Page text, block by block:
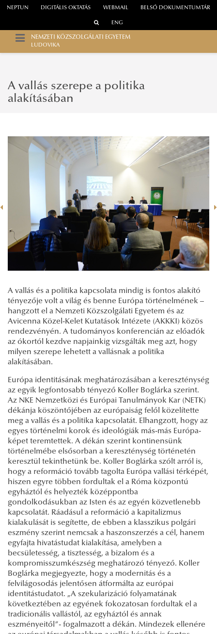
WEBMAIL
NEPTUN DIGITÁLIS OKTATÁS BELSŐ DOKUMENTUMTÁR
ENG
NEMZETI KÖZSZOLGÁLATI EGYETEM
LUDOVIKA
A vallás szerepe a politika
alakításában
A vallás és a politika kapcsolata mindig is fontos alakító
tényezője volt a világ és benne Európa történelmének –
hangzott el a Nemzeti Közszolgálati Egyetem és az
Avicenna Közel-Kelet Kutatások Intézete (AKKKI) közös
rendezvényén. A tudományos konferencián az előadók
az ókortól kezdve napjainkig vizsgálták meg azt, hogy
milyen szerepe lehetett a vallásnak a politika
alakításában.
Európa identitásának meghatározásában a kereszténység
az egyik legfontosabb tényező Koller Boglárka szerint.
Az NKE Nemzetközi és Európai Tanulmányok Kar (NETK)
dékánja köszöntőjében az európaiság felől közelítette
meg a vallás és a politika kapcsolatát. Elhangzott, hogy az
egyes történelmi korok és ideológiák más-más Európa-
képet teremtettek. A dékán szerint kontinensünk
történelmébe elsősorban a kereszténység történetén
keresztül tekinthetünk be. Koller Boglárka szólt arról is,
hogy a reformáció tovább tagolta Európa vallási térképét,
hiszen egyre többen fordultak el a Róma központú
egyháztól és helyezték középpontba
gondolkodásukban az Isten és az egyén közvetlenebb
kapcsolatát. Ráadásul a reformáció a kapitalizmus
kialakulását is segítette, de ebben a klasszikus polgári
eszmény szerint nemcsak a haszonszerzés a cél, hanem
egyfajta hivatástudat kialakítása, amelyben a
becsületesség, a tisztesség, a bizalom és a
kompromisszumkészség meghatározó tényező. Koller
Boglárka megjegyezte, hogy a modernitás és a
felvilágosodás jelentősen átformálta az európai
identitástudatot. „A szekularizáció folyamatának
következtében az egyének fokozatosan fordultak el a
tradicionális vallástól, az egyháztól és annak
eszményeitől”- fogalmazott a dékán. Mindezek ellenére